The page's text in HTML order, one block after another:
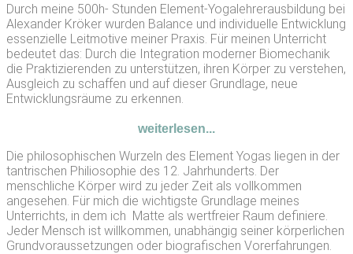
Durch meine 500h- Stunden Element-Yogalehrerausbildung bei
Alexander Kröker wurden Balance und individuelle Entwicklung
essenzielle Leitmotive meiner Praxis. Für meinen Unterricht
bedeutet das: Durch die Integration moderner Biomechanik
die Praktizierenden zu unterstützen, ihren Körper zu verstehen,
Ausgleich zu schaffen und auf dieser Grundlage, neue
Entwicklungsräume zu erkennen.
weiterlesen...
Die philosophischen Wurzeln des Element Yogas liegen in der
tantrischen Philiosophie des 12. Jahrhunderts. Der
menschliche Körper wird zu jeder Zeit als vollkommen
angesehen. Für mich die wichtigste Grundlage meines
Unterrichts, in dem ich  Matte als wertfreier Raum definiere.
Jeder Mensch ist willkommen, unabhängig seiner körperlichen
Grundvoraussetzungen oder biografischen Vorerfahrungen.